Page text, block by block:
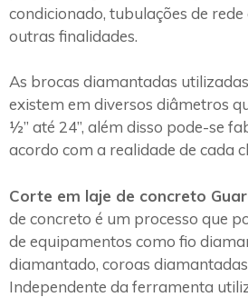
condicionado, tubulações de
outras finalidades.
As brocas diamantadas
existem em diversos diâmetros
½” até 24”, além disso pode-se
acordo com a realidade de cada
Corte em laje de concreto
de concreto é um processo que
de equipamentos como fio
diamantado, coroas
Independente da ferramenta